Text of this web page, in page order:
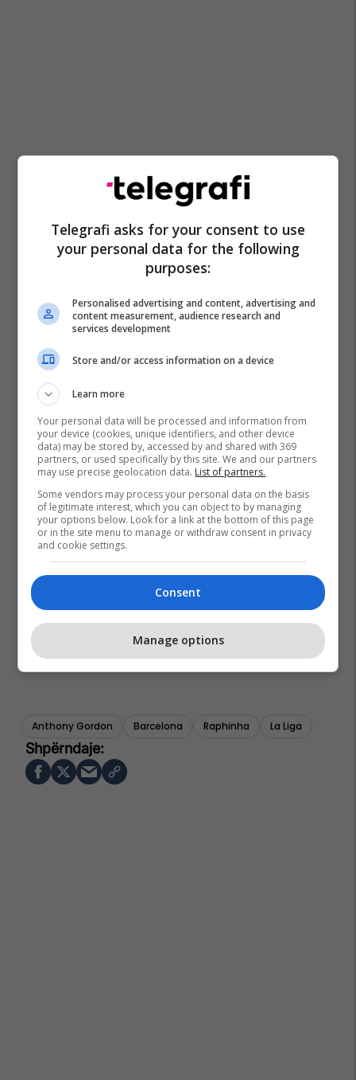
Anthony Gordon Barcelona Raphinha La Liga
Telegrafi asks for your consent to use
your personal data for the following
purposes:
Personalised advertising and content, advertising and
content measurement, audience research and
services development
Store and/or access information on a device
Learn more
Your personal data will be processed and information from
your device (cookies, unique identifiers, and other device
data) may be stored by, accessed by and shared with 369
partners, or used specifically by this site. We and our partners
may use precise geolocation data. List of partners.
Some vendors may process your personal data on the basis
of legitimate interest, which you can object to by managing
your options below. Look for a link at the bottom of this page
or in the site menu to manage or withdraw consent in privacy
and cookie settings.
Consent
Manage options